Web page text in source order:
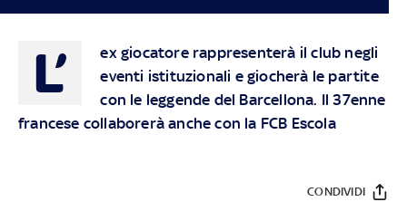
L’
ex giocatore rappresenterà il club negli
eventi istituzionali e giocherà le partite
con le leggende del Barcellona. Il 37enne
francese collaborerà anche con la FCB Escola
CONDIVIDI